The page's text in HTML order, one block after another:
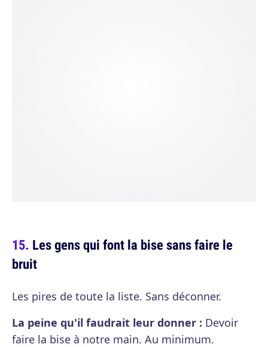
Les gens qui font la bise sans faire le
bruit
Les pires de toute la liste. Sans déconner.
La peine qu'il faudrait leur donner : Devoir
faire la bise à notre main. Au minimum.